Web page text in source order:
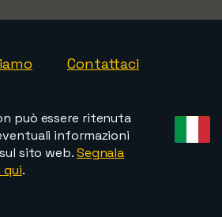
Contattaci
può essere ritenuta
informazioni
sito web.Segnala
.